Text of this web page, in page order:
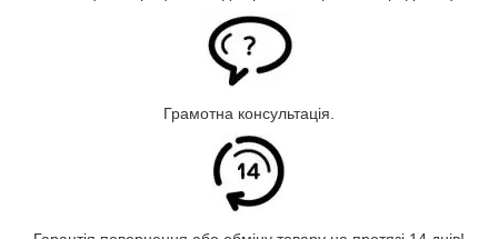
Грамотна консультація.